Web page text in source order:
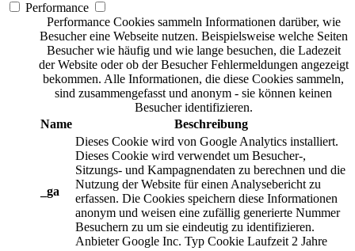
Performance
Performance Cookies sammeln Informationen darüber, wie
Besucher eine Webseite nutzen. Beispielsweise welche Seiten
Besucher wie häufig und wie lange besuchen, die Ladezeit
der Website oder ob der Besucher Fehlermeldungen angezeigt
bekommen. Alle Informationen, die diese Cookies sammeln,
sind zusammengefasst und anonym - sie können keinen
Besucher identifizieren.
Name
Beschreibung
_ga
Dieses Cookie wird von Google Analytics installiert.
Dieses Cookie wird verwendet um Besucher-,
Sitzungs- und Kampagnendaten zu berechnen und die
Nutzung der Website für einen Analysebericht zu
erfassen. Die Cookies speichern diese Informationen
anonym und weisen eine zufällig generierte Nummer
Besuchern zu um sie eindeutig zu identifizieren.
Anbieter Google Inc. Typ Cookie Laufzeit 2 Jahre